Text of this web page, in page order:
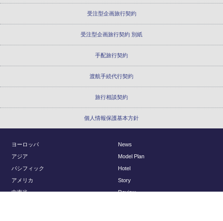
受注型企画旅行契約
受注型企画旅行契約 別紙
手配旅行契約
渡航手続代行契約
旅行相談契約
個人情報保護基本方針
ヨーロッパ
アジア
パシフィック
アメリカ
中南米
News
Model Plan
Hotel
Story
Review